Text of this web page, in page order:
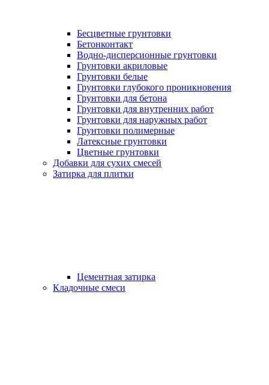
Бесцветные грунтовки
Бетонконтакт
Водно-дисперсионные грунтовки
Грунтовки акриловые
Грунтовки белые
Грунтовки глубокого проникновения
Грунтовки для бетона
Грунтовки для внутренних работ
Грунтовки для наружных работ
Грунтовки полимерные
Латексные грунтовки
Цветные грунтовки
Добавки для сухих смесей
Затирка для плитки
Цементная затирка
Кладочные смеси